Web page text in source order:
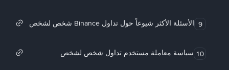
9 الأسئلة الأكثر شيوعاً حول تداول Binance شخص لشخص
10 سياسة معاملة مستخدم تداول شخص لشخص